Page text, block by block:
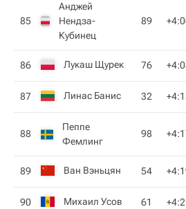
85
Анджей
Нендза-
Кубинец
89
86 Лукаш Щурек 76
87 Линас Банис 32
88
Пеппе
Фемлинг
98
89 Ван Вэньцян 54
90 Михаил Усов 61